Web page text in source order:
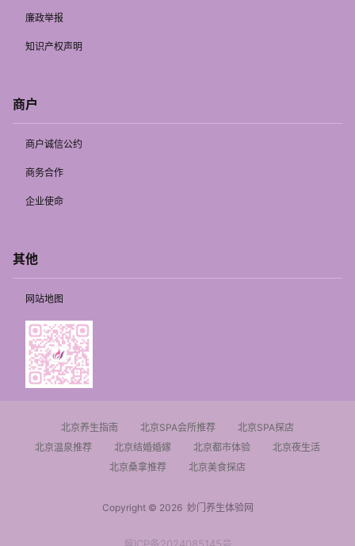
廉政举报
知识产权声明
商户
商户诚信公约
商务合作
企业使命
其他
网站地图
北京养生指南 北京SPA会所推荐
北京SPA探店
北京温泉推荐
北京结婚婚嫁 北京都市体验
北京夜生活
北京桑拿推荐
北京美食探店
Copyright © 2026妙门养生体验网